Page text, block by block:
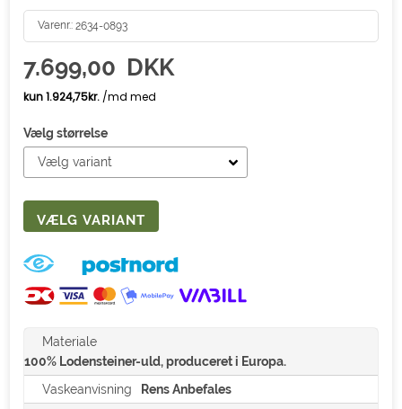
Varenr.:2634-0893
7.699,00 DKK
Vælg størrelse
Materiale
100% Lodensteiner-uld, produceret i Europa.
Vaskeanvisning
Rens Anbefales